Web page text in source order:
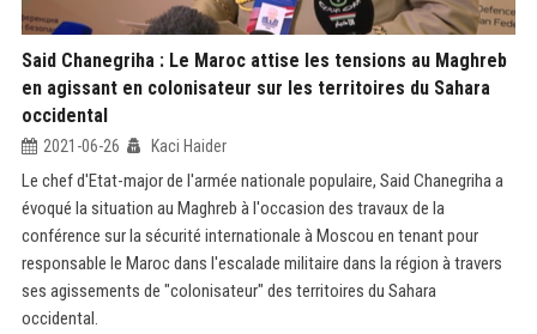
Said Chanegriha : Le Maroc attise les tensions au Maghreb
en agissant en colonisateur sur les territoires du Sahara
occidental
2021-06-26 Kaci Haider
Le chef d'Etat-major de l'armée nationale populaire, Said Chanegriha a
évoqué la situation au Maghreb à l'occasion des travaux de la
conférence sur la sécurité internationale à Moscou en tenant pour
responsable le Maroc dans l'escalade militaire dans la région à travers
ses agissements de "colonisateur" des territoires du Sahara
occidental.